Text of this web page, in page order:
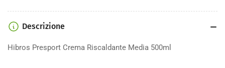
Descrizione
Hibros Presport Crema Riscaldante Media 500ml